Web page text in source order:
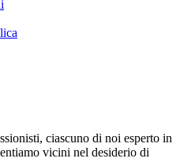
ciascuno di noi esperto in
vicini nel desiderio di